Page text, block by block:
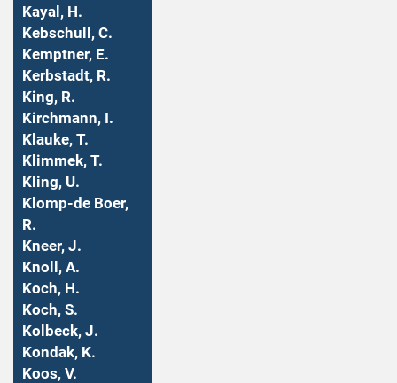
Kayal, H.
Kebschull, C.
Kemptner, E.
Kerbstadt, R.
King, R.
Kirchmann, I.
Klauke, T.
Klimmek, T.
Kling, U.
Klomp-de Boer,
R.
Kneer, J.
Knoll, A.
Koch, H.
Koch, S.
Kolbeck, J.
Kondak, K.
Koos, V.